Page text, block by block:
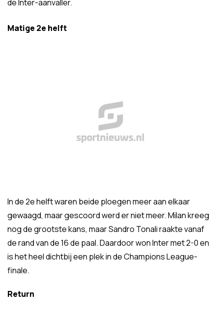
de Inter-aanvaller.
Matige 2e helft
In de 2e helft waren beide ploegen meer aan elkaar
gewaagd, maar gescoord werd er niet meer. Milan kreeg
nog de grootste kans, maar Sandro Tonali raakte vanaf
de rand van de 16 de paal. Daardoor won Inter met 2-0 en
is het heel dichtbij een plek in de Champions League-
finale.
Return